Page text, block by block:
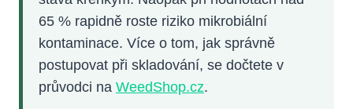
65 % rapidně roste riziko mikrobiální
kontaminace. Více o tom, jak správně
postupovat při skladování, se dočtete v
průvodci na WeedShop.cz.